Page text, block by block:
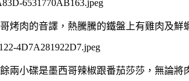
烤肉的音譯，熱騰騰的鐵盤上有雞肉及
兩小碟是墨西哥辣椒跟番茄莎莎，無論